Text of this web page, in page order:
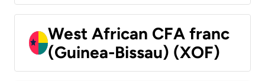
West African CFA franc
(Guinea-Bissau) (XOF)